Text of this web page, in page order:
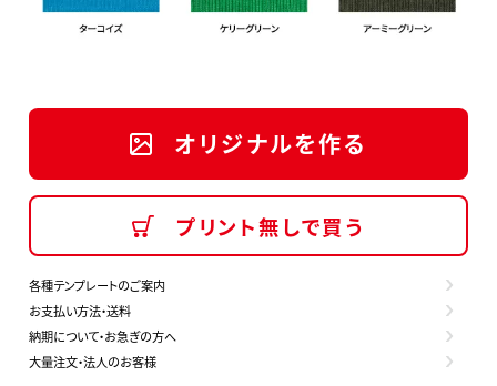
オリジナルを作る
プリント無しで買う
各種テンプレートのご案内
お支払い方法・送料
納期について・お急ぎの方へ
大量注文・法人のお客様